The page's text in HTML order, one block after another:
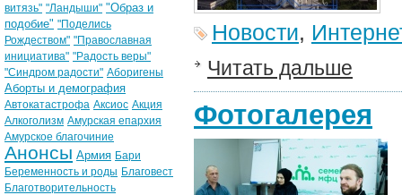
Новости,
Читать дальше
Фотогалерея
витязь" "Ландыши" "Образ и
подобие" "Поделись
Рождеством" "Православная
инициатива" "Радость веры"
"Синдром радости" Аборигены
Аборты и демография
Автокатастрофа Аксиос Акция
Алкоголизм Амурская епархия
Амурское благочиние
Анонсы Армия Бари
Беременность и роды Благовест
Благотворительность